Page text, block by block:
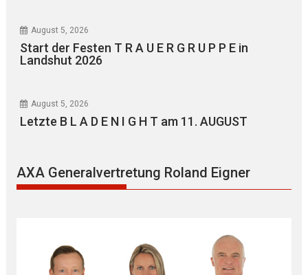
August 5, 2026
Start der Festen T R A U E R G R U P P E in
Landshut 2026
August 5, 2026
Letzte B L A D E N I G H T am 11. AUGUST
AXA Generalvertretung Roland Eigner